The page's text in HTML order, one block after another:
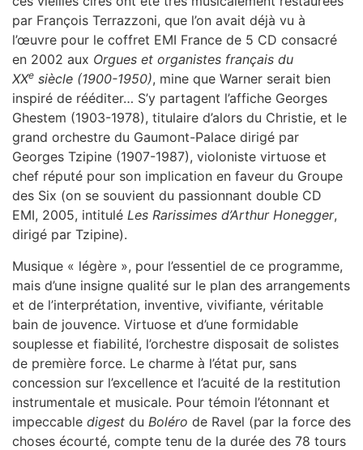
par François Terrazzoni, que l’on avait déjà vu à
l’œuvre pour le coffret EMI France de 5 CD consacré
en 2002 aux Orgues et organistes français du
XXe siècle (1900-1950), mine que Warner serait bien
inspiré de rééditer… S’y partagent l’affiche Georges
Ghestem (1903-1978), titulaire d’alors du Christie, et le
grand orchestre du Gaumont-Palace dirigé par
Georges Tzipine (1907-1987), violoniste virtuose et
chef réputé pour son implication en faveur du Groupe
des Six (on se souvient du passionnant double CD
EMI, 2005, intitulé Les Rarissimes d’Arthur Honegger,
dirigé par Tzipine).
Musique « légère », pour l’essentiel de ce programme,
mais d’une insigne qualité sur le plan des arrangements
et de l’interprétation, inventive, vivifiante, véritable
bain de jouvence. Virtuose et d’une formidable
souplesse et fiabilité, l’orchestre disposait de solistes
de première force. Le charme à l’état pur, sans
concession sur l’excellence et l’acuité de la restitution
instrumentale et musicale. Pour témoin l’étonnant et
impeccable digest du Boléro de Ravel (par la force des
choses écourté, compte tenu de la durée des 78 tours